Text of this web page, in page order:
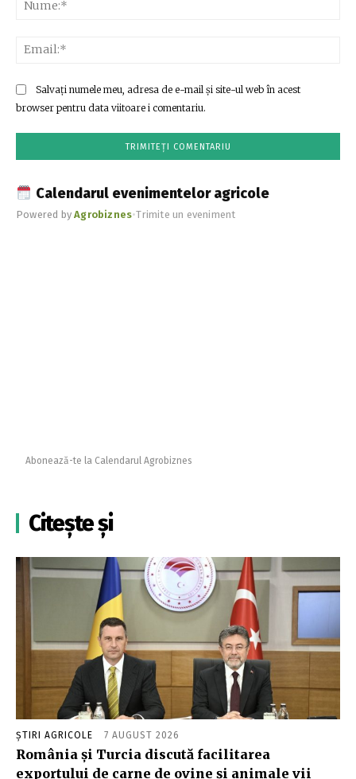
Salvați numele meu, adresa de e-mail și site-ul web în acest
browser pentru data viitoare i comentariu.
Calendarul evenimentelor agricole
Powered byAgrobiznes•Trimite un eveniment
Abonează-te la Calendarul Agrobiznes
Citește și
ȘTIRI AGRICOLE 7 AUGUST 2026
România și Turcia discută facilitarea
exportului de carne de ovine și animale vii